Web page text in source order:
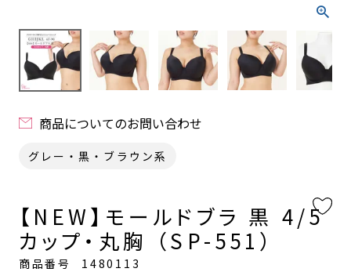
商品についてのお問い合わせ
グレー・黒・ブラウン系
【NEW】モールドブラ 黒 4/5
カップ・丸胸 （SP-551）
商品番号 1480113